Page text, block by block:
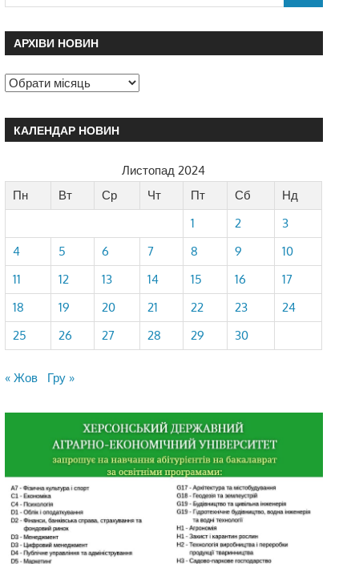
АРХІВИ НОВИН
КАЛЕНДАР НОВИН
Листопад 2024
Пн
Вт Ср Чт Пт Сб
Нд
1
2
3
4
5 6 7 8 9
10
11
12 13 14 15 16
17
18
19 20 21 22 23
24
25
26 27 28 29 30
« Жов Гру »